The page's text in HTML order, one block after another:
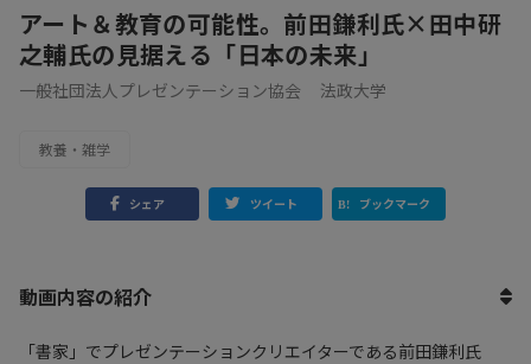
アート＆教育の可能性。前田鎌利氏×田中研
之輔氏の見据える「日本の未来」
一般社団法人プレゼンテーション協会 法政大学
教養・雑学
シェア ツイート ブックマーク
動画内容の紹介
「書家」でプレゼンテーションクリエイターである前田鎌利氏